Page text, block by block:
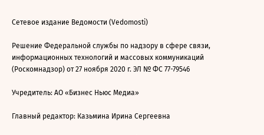
Сетевое издание Ведомости (Vedomosti)
Решение Федеральной службы по надзору в сфере связи,
информационных технологий и массовых коммуникаций
(Роскомнадзор) от 27 ноября 2020 г. ЭЛ № ФС 77-79546
Учредитель: АО «Бизнес Ньюс Медиа»
Главный редактор: Казьмина Ирина Сергеевна